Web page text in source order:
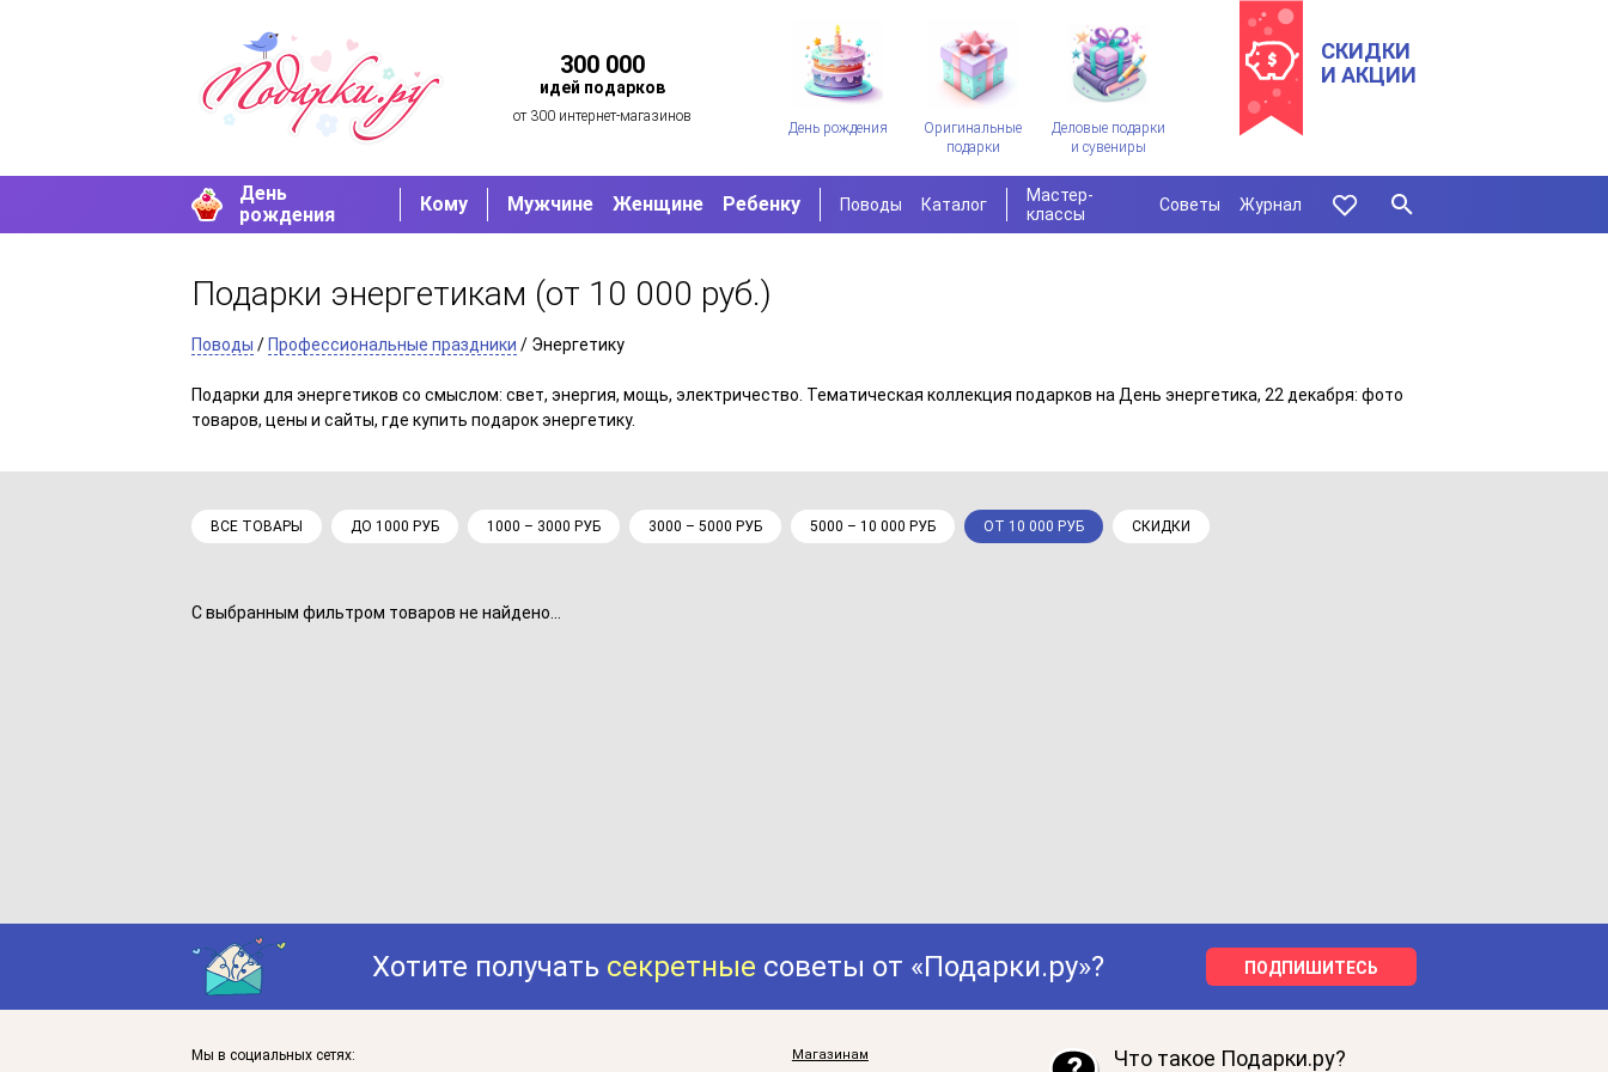
300 000
идей подарков
от 300 интернет-магазинов
День рождения
Оригинальные
подарки
Деловые подарки
и сувениры
СКИДКИ
И АКЦИИ
День
рождения
Кому Мужчине Женщине Ребенку Поводы Каталог
Мастер-
классы
Советы Журнал
Подарки энергетикам (от 10 000 руб.)
Поводы / Профессиональные праздники / Энергетику
Подарки для энергетиков со смыслом: свет, энергия, мощь, электричество. Тематическая коллекция подарков на День энергетика, 22 декабря: фото
товаров, цены и сайты, где купить подарок энергетику.
ВСЕ ТОВАРЫ ДО 1000 РУБ 1000 – 3000 РУБ 3000 – 5000 РУБ 5000 – 10 000 РУБ ОТ 10 000 РУБ СКИДКИ
С выбранным фильтром товаров не найдено...
Хотите получать секретные советы от «Подарки.ру»? ПОДПИШИТЕСЬ
Мы в социальных сетях: Магазинам Что такое Подарки.ру?